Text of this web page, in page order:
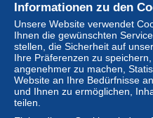
Belgisch-Kongo &
Belize 321
Benin 22
Bermuda 232
Bhutan 167
Biafra
Informationen zu den
Unsere Website verwendet
Ihnen die gewünschten
stellen, die Sicherheit auf
Ihre Präferenzen zu
angenehmer zu machen,
Website an Ihre Bedürfnisse
und Ihnen zu ermöglichen,
teilen.